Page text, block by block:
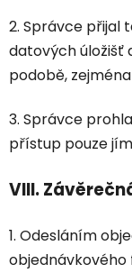
2. Správce přijal
datových úložišť
podobě,
3. Správce
přístup pouze
VIII.
1. Odesláním